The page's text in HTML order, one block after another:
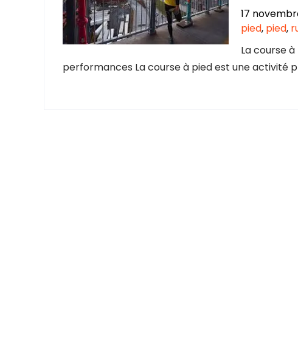
17
pied, pied,
La course
performances La course à pied est une activité